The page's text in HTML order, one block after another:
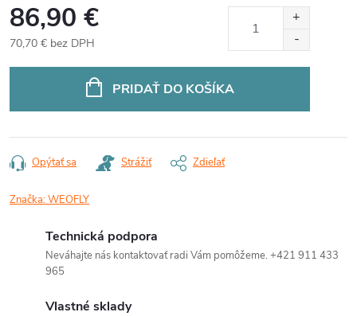
86,90 €
70,70 € bez DPH
PRIDAŤ DO KOŠÍKA
Opýtať sa Strážiť Zdieľať
Značka:WEOFLY
Technická podpora
Neváhajte nás kontaktovať radi Vám pomôžeme. +421 911 433
965
Vlastné sklady